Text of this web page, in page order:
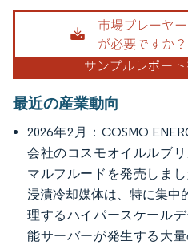
画像 © Mordor Intelligence。再利用に
最近の産業動向
2026年2月：COSMO
会社のコスモオイルルブ
マルフルードを発売しま
浸漬冷却媒体は、特に集中
理するハイパースケール
能サーバーが発生する大